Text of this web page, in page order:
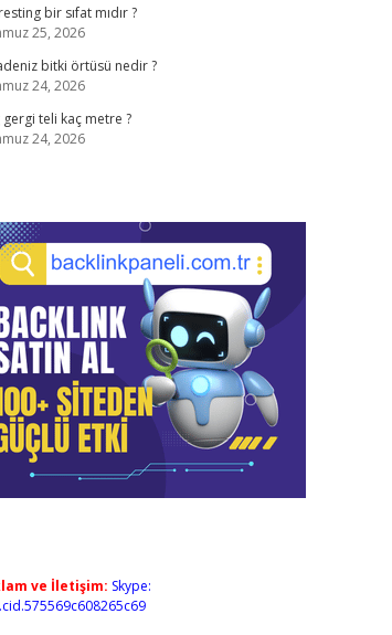
bir sıfat mıdır ?
25, 2026
bitki örtüsü nedir ?
24, 2026
gergi teli kaç metre ?
24, 2026
ve İletişim: Skype: